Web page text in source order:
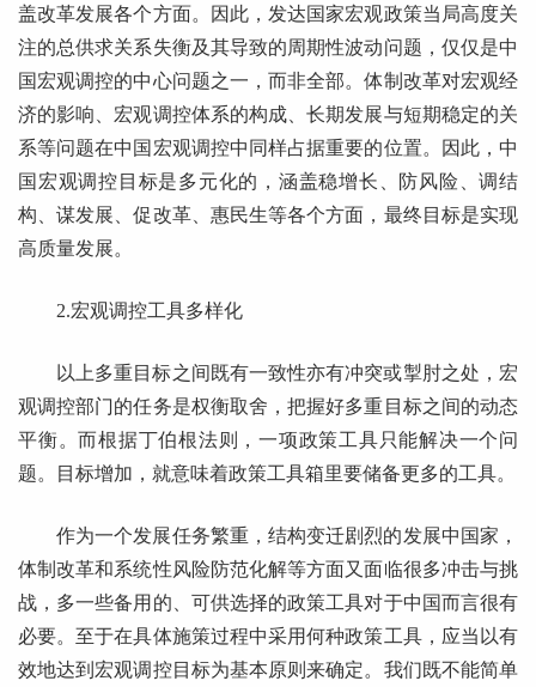
盖改革发展各个方面。因此，发达国家宏观政策当局高度关
注的总供求关系失衡及其导致的周期性波动问题，仅仅是中
国宏观调控的中心问题之一，而非全部。体制改革对宏观经
济的影响、宏观调控体系的构成、长期发展与短期稳定的关
系等问题在中国宏观调控中同样占据重要的位置。因此，中
国宏观调控目标是多元化的，涵盖稳增长、防风险、调结
构、谋发展、促改革、惠民生等各个方面，最终目标是实现
高质量发展。
2.宏观调控工具多样化
以上多重目标之间既有一致性亦有冲突或掣肘之处，宏
观调控部门的任务是权衡取舍，把握好多重目标之间的动态
平衡。而根据丁伯根法则，一项政策工具只能解决一个问
题。目标增加，就意味着政策工具箱里要储备更多的工具。
作为一个发展任务繁重，结构变迁剧烈的发展中国家，
体制改革和系统性风险防范化解等方面又面临很多冲击与挑
战，多一些备用的、可供选择的政策工具对于中国而言很有
必要。至于在具体施策过程中采用何种政策工具，应当以有
效地达到宏观调控目标为基本原则来确定。我们既不能简单